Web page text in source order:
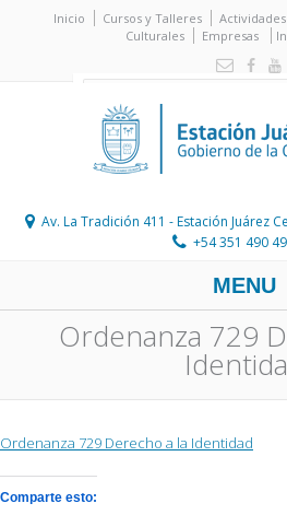
Inicio Cursos y Talleres
Culturales
Empresas
Av. La Tradición 411 - Estación Juárez
+54 351 490
MENU
Ordenanza 729
Ordenanza 729 Derecho a la Identidad
Comparte esto: